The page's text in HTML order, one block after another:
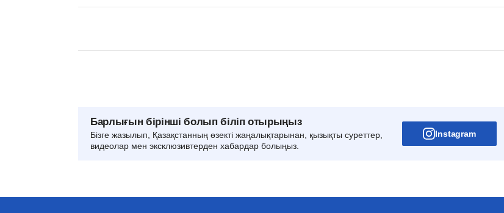
Барлығын бірінші болып біліп отырыңыз
Бізге жазылып, Қазақстанның өзекті жаңалықтарынан, қызықты суреттер,
видеолар мен эксклюзивтерден хабардар болыңыз.
Instagram